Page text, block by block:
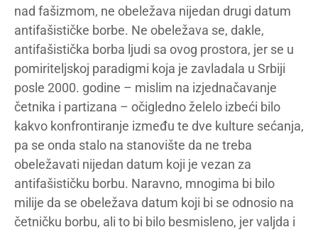
nad fašizmom, ne obeležava nijedan drugi datum
antifašističke borbe. Ne obeležava se, dakle,
antifašistička borba ljudi sa ovog prostora, jer se u
pomiriteljskoj paradigmi koja je zavladala u Srbiji
posle 2000. godine – mislim na izjednačavanje
četnika i partizana – očigledno želelo izbeći bilo
kakvo konfrontiranje između te dve kulture sećanja,
pa se onda stalo na stanovište da ne treba
obeležavati nijedan datum koji je vezan za
antifašističku borbu. Naravno, mnogima bi bilo
milije da se obeležava datum koji bi se odnosio na
četničku borbu, ali to bi bilo besmisleno, jer valjda i